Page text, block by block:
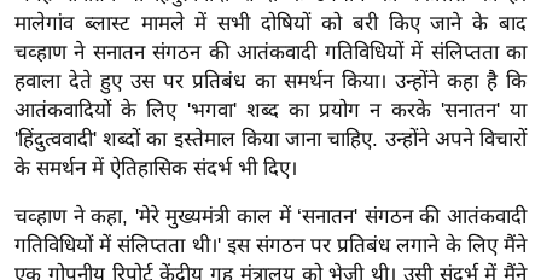
स्टा
इ
ल
टे
क्नॉ
लॉ
ब्यू
टी
मालेगांव ब्लास्ट मामले में सभी दोषियों को बरी किए जाने के बाद
चव्हाण ने सनातन संगठन की आतंकवादी गतिविधियों में संलिप्तता का
हवाला देते हुए उस पर प्रतिबंध का समर्थन किया। उन्होंने कहा है कि
आतंकवादियों के लिए 'भगवा' शब्द का प्रयोग न करके 'सनातन' या
'हिंदुत्ववादी' शब्दों का इस्तेमाल किया जाना चाहिए. उन्होंने अपने विचारों
के समर्थन में ऐतिहासिक संदर्भ भी दिए।
चव्‍हाण ने कहा, 'मेरे मुख्यमंत्री काल में ‘सनातन' संगठन की आतंकवादी
गतिविधियों में संलिप्तता थी।' इस संगठन पर प्रतिबंध लगाने के लिए मैंने
एक गोपनीय रिपोर्ट केंद्रीय गृह मंत्रालय को भेजी थी। उसी संदर्भ में मैंने